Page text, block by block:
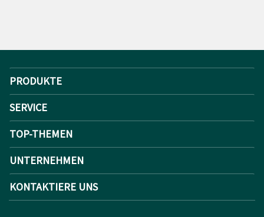
PRODUKTE
SERVICE
TOP-THEMEN
UNTERNEHMEN
KONTAKTIERE UNS